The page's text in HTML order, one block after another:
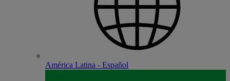
América Latina - Español